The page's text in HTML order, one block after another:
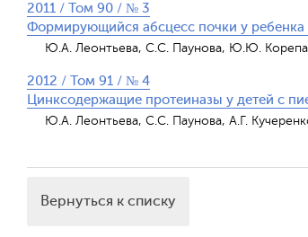
2011 / Том 90 / № 3
Формирующийся абсцесс почки у ребенка
Ю.А. Леонтьева, С.С. Паунова, Ю.Ю.
2012 / Том 91 / № 4
Цинксодержащие протеиназы у детей с
Ю.А. Леонтьева, С.С. Паунова, А.Г.
Вернуться к списку